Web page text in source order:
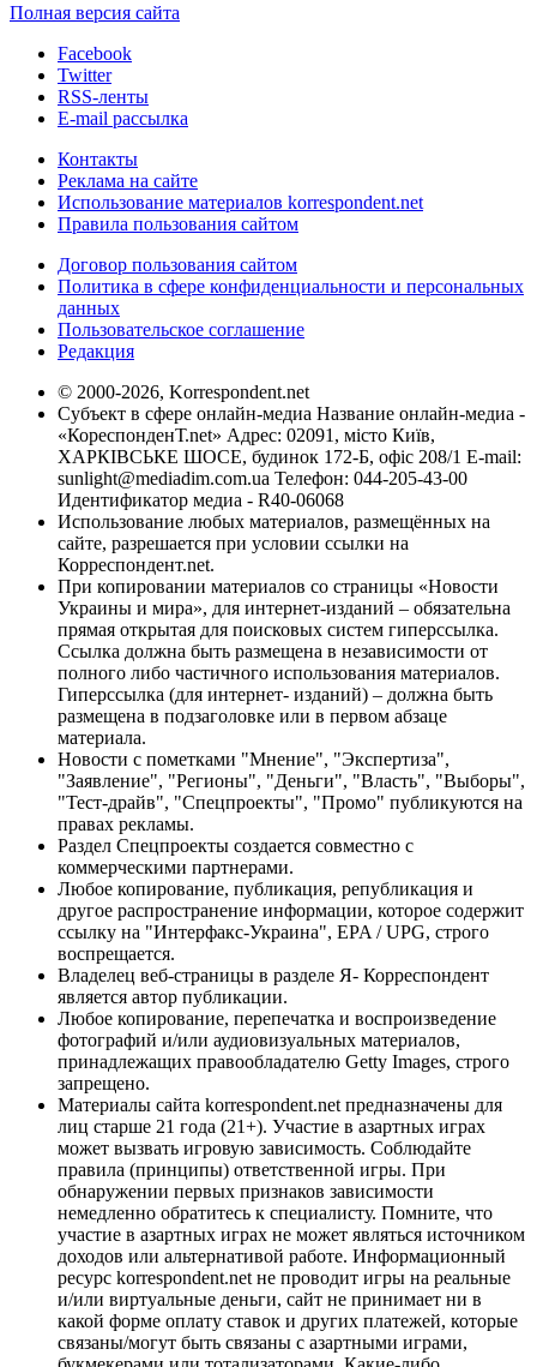
Полная версия сайта
Facebook
Twitter
RSS-ленты
E-mail рассылка
Контакты
Реклама на сайте
Использование материалов korrespondent.net
Правила пользования сайтом
Договор пользования сайтом
Политика в сфере конфиденциальности и персональных
данных
Пользовательское соглашение
Редакция
© 2000-2026, Korrespondent.net
Субъект в сфере онлайн-медиа Название онлайн-медиа -
«КореспонденТ.net» Адрес: 02091, місто Київ,
ХАРКІВСЬКЕ ШОСЕ, будинок 172-Б, офіс 208/1 E-mail:
sunlight@mediadim.com.ua Телефон: 044-205-43-00
Идентификатор медиа - R40-06068
Использование любых материалов, размещённых на
сайте, разрешается при условии ссылки на
Корреспондент.net.
При копировании материалов со страницы «Новости
Украины и мира», для интернет-изданий – обязательна
прямая открытая для поисковых систем гиперссылка.
Ссылка должна быть размещена в независимости от
полного либо частичного использования материалов.
Гиперссылка (для интернет- изданий) – должна быть
размещена в подзаголовке или в первом абзаце
материала.
Новости с пометками "Мнение", "Экспертиза",
"Заявление", "Регионы", "Деньги", "Власть", "Выборы",
"Тест-драйв", "Спецпроекты", "Промо" публикуются на
правах рекламы.
Раздел Спецпроекты создается совместно с
коммерческими партнерами.
Любое копирование, публикация, републикация и
другое распространение информации, которое содержит
ссылку на "Интерфакс-Украина", EPA / UPG, строго
воспрещается.
Владелец веб-страницы в разделе Я- Корреспондент
является автор публикации.
Любое копирование, перепечатка и воспроизведение
фотографий и/или аудиовизуальных материалов,
принадлежащих правообладателю Getty Images, строго
запрещено.
Материалы сайта korrespondent.net предназначены для
лиц старше 21 года (21+). Участие в азартных играх
может вызвать игровую зависимость. Соблюдайте
правила (принципы) ответственной игры. При
обнаружении первых признаков зависимости
немедленно обратитесь к специалисту. Помните, что
участие в азартных играх не может являться источником
доходов или альтернативой работе. Информационный
ресурс korrespondent.net не проводит игры на реальные
и/или виртуальные деньги, сайт не принимает ни в
какой форме оплату ставок и других платежей, которые
связаны/могут быть связаны с азартными играми,